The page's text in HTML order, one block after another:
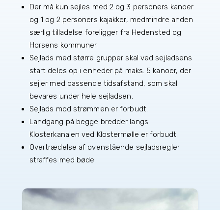
Der må kun sejles med 2 og 3 personers kanoer
og 1 og 2 personers kajakker, medmindre anden
særlig tilladelse foreligger fra Hedensted og
Horsens kommuner.
Sejlads med større grupper skal ved sejladsens
start deles op i enheder på maks. 5 kanoer, der
sejler med passende tidsafstand, som skal
bevares under hele sejladsen.
Sejlads mod strømmen er forbudt.
Landgang på begge bredder langs
Klosterkanalen ved Klostermølle er forbudt.
Overtrædelse af ovenstående sejladsregler
straffes med bøde.